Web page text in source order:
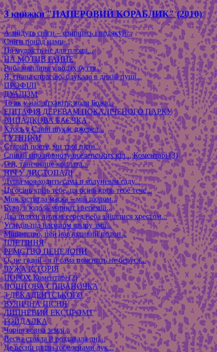
З книжки "ПАПЕРОВИЙ КОРАБЛИК" (2010)
А зійдуть сніги – озирнись і подякуй...
Сніги понад нами...
Ця мудрість не для площі...
НА МОТИВ ГАЙНЕ
Риба манлива у водах буття...
Я, гнана спрагою, блукала в дикій пущі...
ПРОФІЛІ
ДУАЛІЗМ
То як у нас зітхають: воля Божа...
ЕПІТАФІЯ ДЕРЕВАМ ПОКАЛІЧЕНОГО ПАРКУ
ВИПАДКОВА БАЄЧКА
Хтось у Слові шукає джерел...
ГУТНИКИ
Старий поете, ми твої пісні...
Співай про повноту вселенських кіл... Коментарі (3)
Гей, танечнице крилата...
НІЧ У ЛИСТОПАДІ
Душа моя ходить сама в яблуневім саду...
Ця осінь крізь тебе, ця осінь крізь тебе тече...
Моя застигла маска – мій шолом...
Бува, в юдоль марнот і веремій...
Два шляхи літаків серед неба зійшлися хрестом...
Угледів під насипом шкіру змії...
Міщанство, цей нав'язливий полон...
ПЛЕТІННЯ
РЕМСТВО ПЕНЕЛОПИ
О, не гадай - я й сама пояснить не беруся...
ЧУЖА ІСТОРІЯ
ПОРОХ Коментарі (2)
ПОШТОВА СПІВАНОЧКА
З ДЕКАДЕНТСЬКОГО
ВУЛИЧНА ПІСНЯ
ЛИПНЕВИЙ ЕКСПРОМТ
ГОЙДАЛКА
Чорна вовна землі...
Весна стояла й роздавала дні...
Де весни цвіли ґобеленами лук...